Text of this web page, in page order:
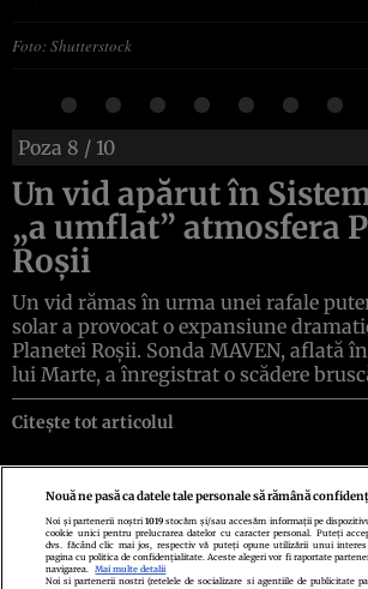
Foto: Shutterstock
Poza 8 / 10
Un vid apărut în
„a umflat” atmosfera
Roșii
Un vid rămas în urma unei rafale
solar a provocat o expansiune
Planetei Roșii. Sonda MAVEN, aflată
lui Marte, a înregistrat o scădere
Citește tot articolul
Politica de confidenţialitatePolitica de cookies
Echipa redacționalăContactSetări
Nouă ne pasă ca datele tale personale să rămână
Noi și partenerii noștri1019 stocăm și/sau accesăm informații pe
cookie unici pentru prelucrarea datelor cu caracter personal. Puteți
dvs. făcând clic mai jos, respectiv vă puteți opune utilizării unui
pagina cu politica de confidențialitate. Aceste alegeri vor fi raportate
navigarea.
Mai multe detalii
Noi si partenerii nostri (retelele de socializare si agentiile de publicitate